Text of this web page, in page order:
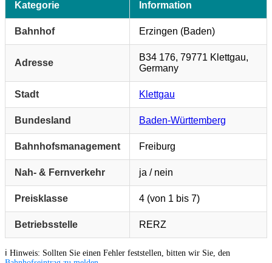
Kategorie Information
Bahnhof Erzingen (Baden)
Adresse
B34 176, 79771 Klettgau,
Germany
Stadt Klettgau
Bundesland Baden-Württemberg
Bahnhofsmanagement Freiburg
Nah- & Fernverkehr ja / nein
Preisklasse 4 (von 1 bis 7)
Betriebsstelle RERZ
ℹ️ Hinweis: Sollten Sie einen Fehler feststellen, bitten wir Sie, den